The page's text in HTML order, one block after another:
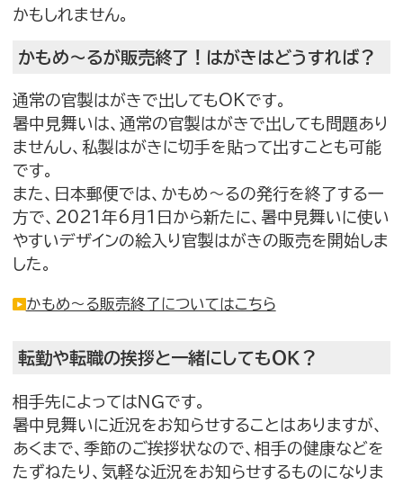
かもしれません。
かもめ〜るが販売終了！はがきはどうすれば？
通常の官製はがきで出してもOKです。
暑中見舞いは、通常の官製はがきで出しても問題あり
ませんし、私製はがきに切手を貼って出すことも可能
です。
また、日本郵便では、かもめ～るの発行を終了する一
方で、2021年6月1日から新たに、暑中見舞いに使い
やすいデザインの絵入り官製はがきの販売を開始しま
した。
かもめ〜る販売終了についてはこちら
転勤や転職の挨拶と一緒にしてもＯＫ？
相手先によってはＮＧです。
暑中見舞いに近況をお知らせすることはありますが、
あくまで、季節のご挨拶状なので、相手の健康などを
たずねたり、気軽な近況をお知らせするものになりま